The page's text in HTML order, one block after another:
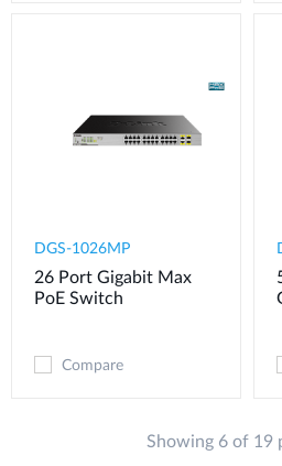
DGS-1026MP
26 Port Gigabit Max
PoE Switch
Compare
Showing 6 of 19